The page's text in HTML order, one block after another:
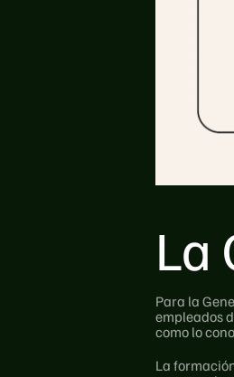
La
Para la
empleados
como lo
La